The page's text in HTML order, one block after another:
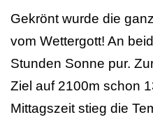
Gekrönt wurde die
vom Wettergott! An
Stunden Sonne pur.
Ziel auf 2100m schon
Mittagszeit stieg die